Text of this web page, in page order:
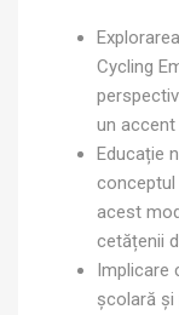
Cycling
un
Educație
conceptul
acest
cetățenii
Implicare
școlară și